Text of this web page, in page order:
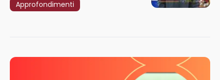
Approfondimenti